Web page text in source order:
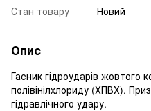
Стан товару
Новий
Опис
Гасник гідроударів жовтого
полівінілхлориду (ХПВХ).
гідравлічного удару.